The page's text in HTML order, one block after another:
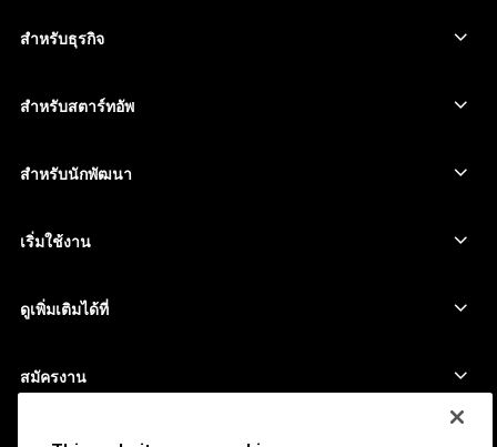
Ledger Nano Classics
Bundles
ผลิตภัณฑ์ทั้งหมด
Cardano wallet
Monero wallet
ดูสินทรัพย์ทั้งหมด
ซื้อคริปโต
สวอปคริปโต
สำหรับธุรกิจ
สำหรับสตาร์ทอัพ
สำหรับนักพัฒนา
เริ่มใช้งาน
Wallet และบริการที่ใช้ร่วมกันได้
Hardware Wallet สำหรับ Bitcoin
ดูเพิ่มเติมได้ที่
โปรแกรมเงินรางวัล
ข้อมูล Ledger สำหรับสื่อมวลชน
สมัครงาน
งานทั้งหมด